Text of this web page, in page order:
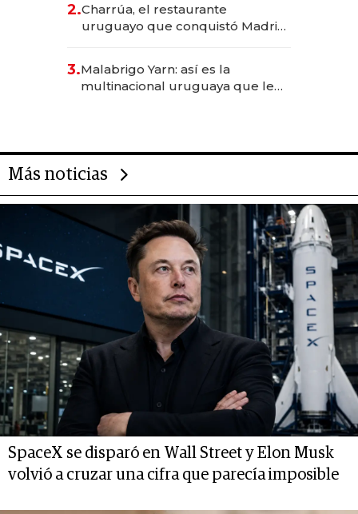
millones
2.Charrúa, el restaurante
uruguayo que conquistó Madrid:
anticipación y prepara apertura
3.Malabrigo Yarn: así es la
multinacional uruguaya que le
Más noticias
SpaceX se disparó en Wall Street y Elon Musk
volvió a cruzar una cifra que parecía imposible